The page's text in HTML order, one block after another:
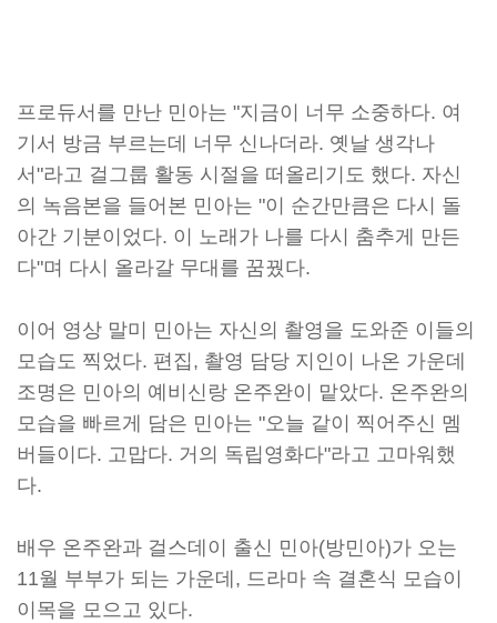
프로듀서를 만난 민아는 "지금이 너무 소중하다. 여
기서 방금 부르는데 너무 신나더라. 옛날 생각나
서"라고 걸그룹 활동 시절을 떠올리기도 했다. 자신
의 녹음본을 들어본 민아는 "이 순간만큼은 다시 돌
아간 기분이었다. 이 노래가 나를 다시 춤추게 만든
다"며 다시 올라갈 무대를 꿈꿨다.
이어 영상 말미 민아는 자신의 촬영을 도와준 이들의
모습도 찍었다. 편집, 촬영 담당 지인이 나온 가운데
조명은 민아의 예비신랑 온주완이 맡았다. 온주완의
모습을 빠르게 담은 민아는 "오늘 같이 찍어주신 멤
버들이다. 고맙다. 거의 독립영화다"라고 고마워했
다.
배우 온주완과 걸스데이 출신 민아(방민아)가 오는
11월 부부가 되는 가운데, 드라마 속 결혼식 모습이
이목을 모으고 있다.